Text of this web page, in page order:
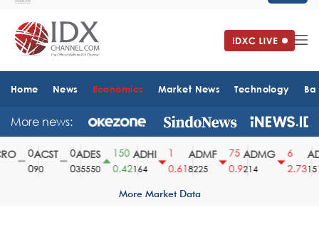
Home News Economics Market News Technology
More news:
ACST
90
ADES
35550
150
0.42
ADHI
164
0.61
ADMF
8225
75
0.9
ADMG
214
2.731510
More Market Data